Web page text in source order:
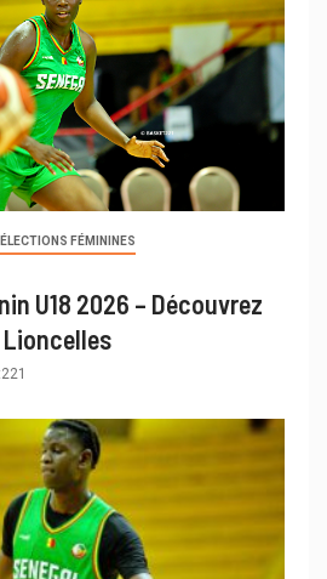
FÉMININES
U18 2026 – Découvrez